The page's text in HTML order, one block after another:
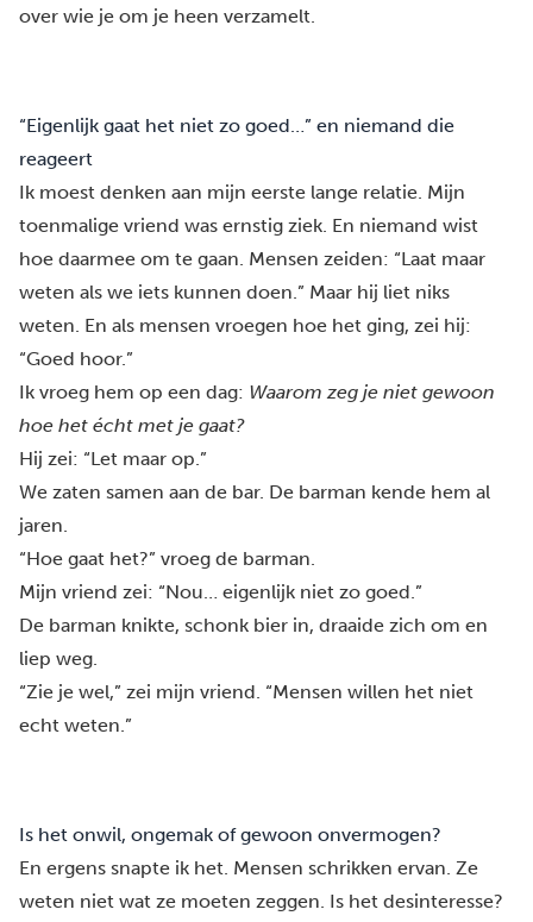
over wie je om je heen verzamelt.
“Eigenlijk gaat het niet zo goed…” en niemand die
reageert
Ik moest denken aan mijn eerste lange relatie. Mijn
toenmalige vriend was ernstig ziek. En niemand wist
hoe daarmee om te gaan. Mensen zeiden: “Laat maar
weten als we iets kunnen doen.” Maar hij liet niks
weten. En als mensen vroegen hoe het ging, zei hij:
“Goed hoor.”
Ik vroeg hem op een dag: Waarom zeg je niet gewoon
hoe het écht met je gaat?
Hij zei: “Let maar op.”
We zaten samen aan de bar. De barman kende hem al
jaren.
“Hoe gaat het?” vroeg de barman.
Mijn vriend zei: “Nou… eigenlijk niet zo goed.”
De barman knikte, schonk bier in, draaide zich om en
liep weg.
“Zie je wel,” zei mijn vriend. “Mensen willen het niet
echt weten.”
Is het onwil, ongemak of gewoon onvermogen?
En ergens snapte ik het. Mensen schrikken ervan. Ze
weten niet wat ze moeten zeggen. Is het desinteresse?